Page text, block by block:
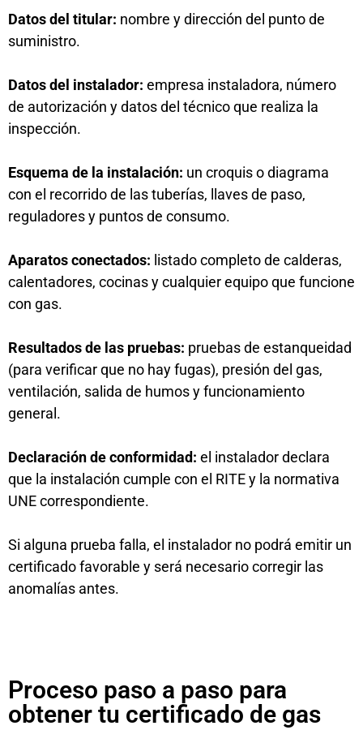
Datos del titular: nombre y dirección del punto de
suministro.
Datos del instalador: empresa instaladora, número
de autorización y datos del técnico que realiza la
inspección.
Esquema de la instalación: un croquis o diagrama
con el recorrido de las tuberías, llaves de paso,
reguladores y puntos de consumo.
Aparatos conectados: listado completo de calderas,
calentadores, cocinas y cualquier equipo que funcione
con gas.
Resultados de las pruebas: pruebas de estanqueidad
(para verificar que no hay fugas), presión del gas,
ventilación, salida de humos y funcionamiento
general.
Declaración de conformidad: el instalador declara
que la instalación cumple con el RITE y la normativa
UNE correspondiente.
Si alguna prueba falla, el instalador no podrá emitir un
certificado favorable y será necesario corregir las
anomalías antes.
Proceso paso a paso para
obtener tu certificado de gas